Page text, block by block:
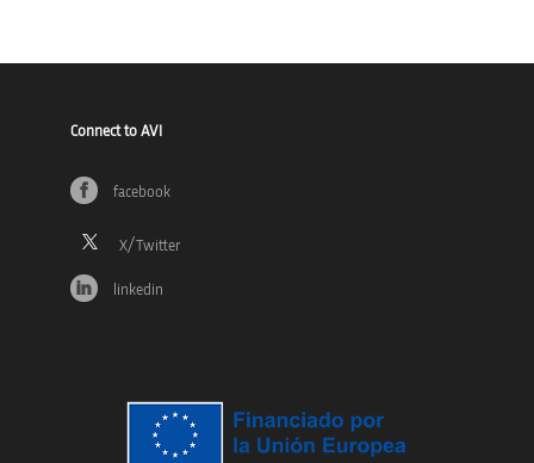
Connect to AVI
facebook
linkedin